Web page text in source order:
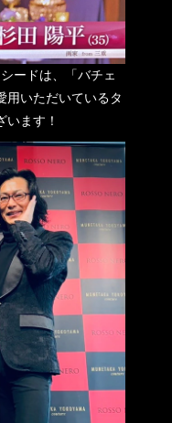
ードは、「バチェ
用いただいているタ
ます！